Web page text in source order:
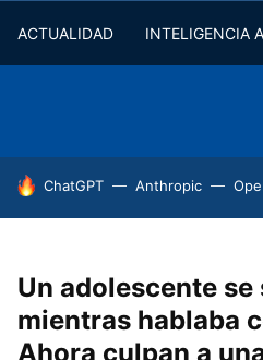
ACTUALIDAD INTELIGENCIA
HOY SE HABLA DE
ChatGPT Anthropic
Un adolescente
mientras hablaba
Ahora culpan a